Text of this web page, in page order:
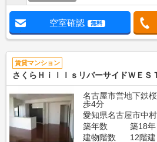
空室確認 無料
賃貸マンション
さくらＨｉｌｌｓリバーサイドＷＥＳ
名古屋市営地下鉄
歩4分
愛知県名古屋市中
築年数
築18年
建物階数
12階建